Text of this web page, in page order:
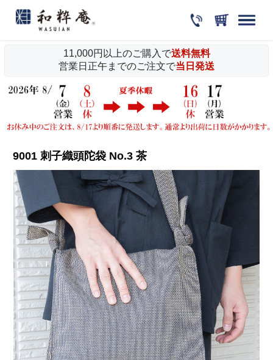
11,000円以上のご購入で送料無料
営業日正午までのご注文で当日発送
9001 刺子織頭陀袋 No.3 茶